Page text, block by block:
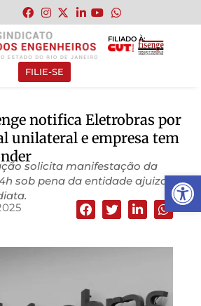
Abrir
FILIADO À:
FILIE-SE
notifica Eletrobras por
unilateral e empresa tem
solicita manifestação da
sob pena da entidade ajuizar